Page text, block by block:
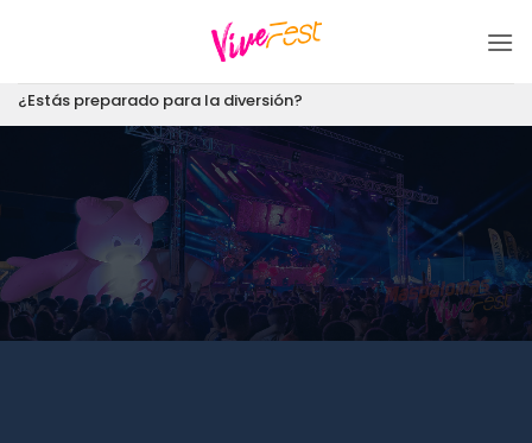
¿Estás preparado para la diversión?